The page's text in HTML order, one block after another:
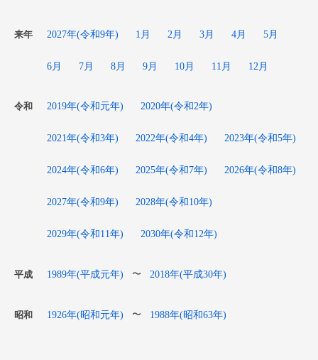
来年 2027年(令和9年) 1月 2月 3月 4月 5月
6月 7月 8月 9月 10月 11月 12月
令和 2019年(令和元年) 2020年(令和2年)
2021年(令和3年) 2022年(令和4年) 2023年(令和5年)
2024年(令和6年) 2025年(令和7年) 2026年(令和8年)
2027年(令和9年) 2028年(令和10年)
2029年(令和11年) 2030年(令和12年)
平成 1989年(平成元年) 〜 2018年(平成30年)
昭和 1926年(昭和元年) 〜 1988年(昭和63年)